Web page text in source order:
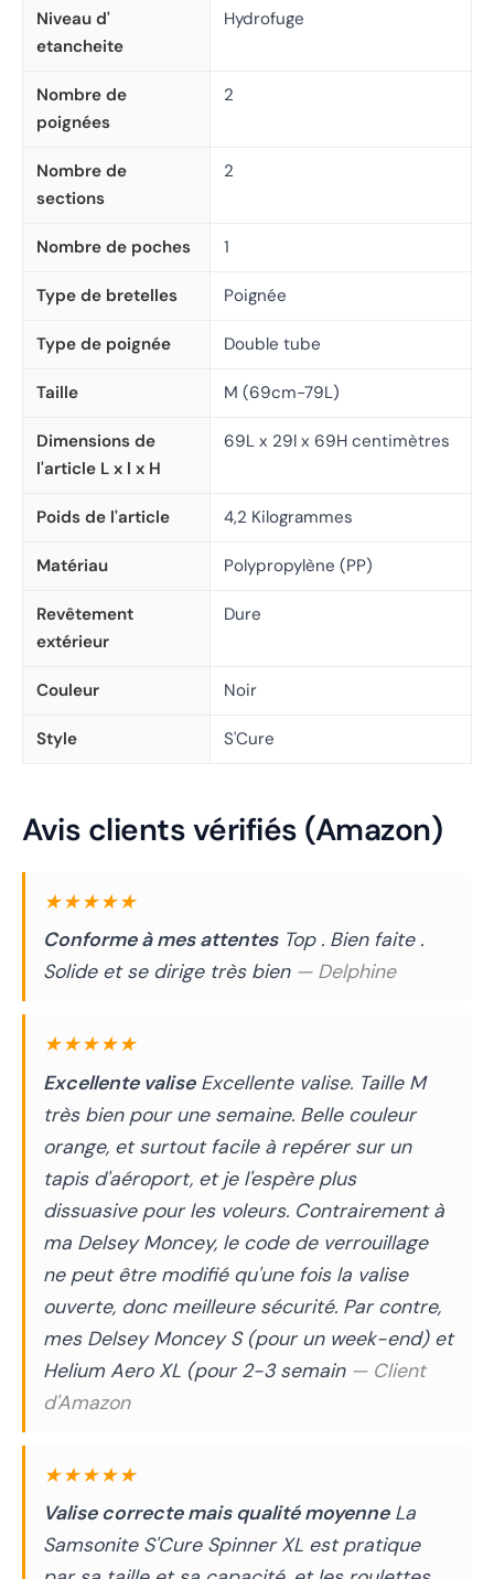
Niveau d'
etancheite
Hydrofuge
Nombre de
poignées
2
Nombre de
sections
2
Nombre de poches 1
Type de bretelles Poignée
Type de poignée Double tube
Taille M (69cm-79L)
Dimensions de
l'article L x l x H
69L x 29l x 69H centimètres
Poids de l'article 4,2 Kilogrammes
Matériau Polypropylène (PP)
Revêtement
extérieur
Dure
Couleur Noir
Style S'Cure
Avis clients vérifiés (Amazon)
★★★★★
Conforme à mes attentesTop . Bien faite .
Solide et se dirige très bien — Delphine
★★★★★
Excellente valiseExcellente valise. Taille M
très bien pour une semaine. Belle couleur
orange, et surtout facile à repérer sur un
tapis d'aéroport, et je l'espère plus
dissuasive pour les voleurs. Contrairement à
ma Delsey Moncey, le code de verrouillage
ne peut être modifié qu'une fois la valise
ouverte, donc meilleure sécurité. Par contre,
mes Delsey Moncey S (pour un week-end) et
Helium Aero XL (pour 2-3 semain — Client
d'Amazon
★★★★★
Valise correcte mais qualité moyenneLa
Samsonite S'Cure Spinner XL est pratique